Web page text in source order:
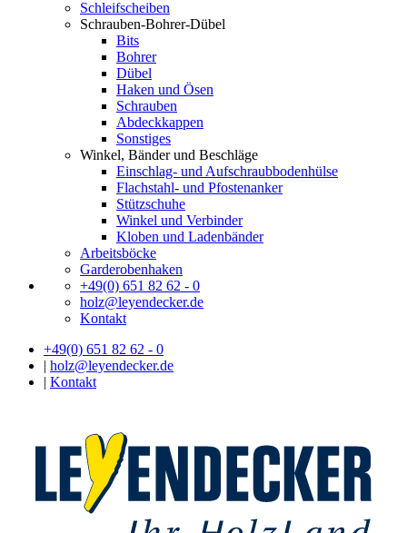
Schleifscheiben
Schrauben-Bohrer-Dübel
Bits
Bohrer
Dübel
Haken und Ösen
Schrauben
Abdeckkappen
Sonstiges
Winkel, Bänder und Beschläge
Einschlag- und Aufschraubbodenhülse
Flachstahl- und Pfostenanker
Stützschuhe
Winkel und Verbinder
Kloben und Ladenbänder
Arbeitsböcke
Garderobenhaken
+49(0) 651 82 62 - 0
holz@leyendecker.de
Kontakt
+49(0) 651 82 62 - 0
| holz@leyendecker.de
| Kontakt